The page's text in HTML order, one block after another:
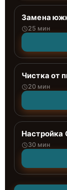
Замена
25 мин
Чистка от
20 мин
Настройка
30 мин